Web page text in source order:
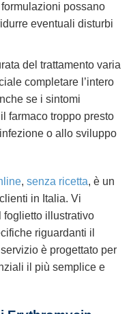
possano
eventuali disturbi
del trattamento varia
completare l’intero
se i sintomi
farmaco troppo presto
o allo sviluppo
, senza ricetta, è un
in Italia. Vi
foglietto illustrativo
riguardanti il
è progettato per
il più semplice e